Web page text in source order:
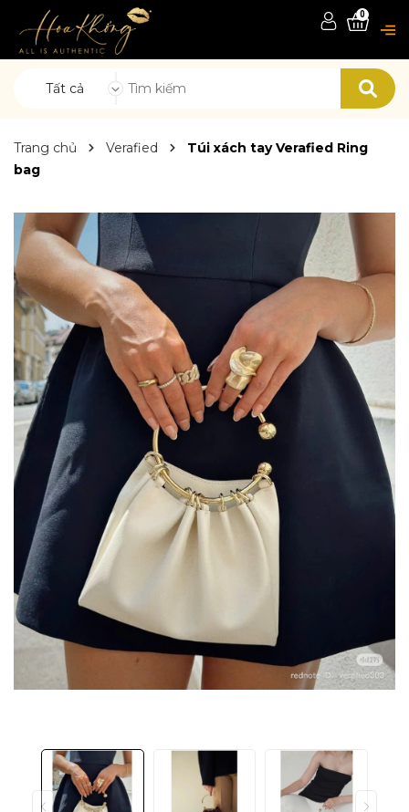
Tất cả
0
Trang chủ Verafied
Túi xách tay Verafied Ring
bag